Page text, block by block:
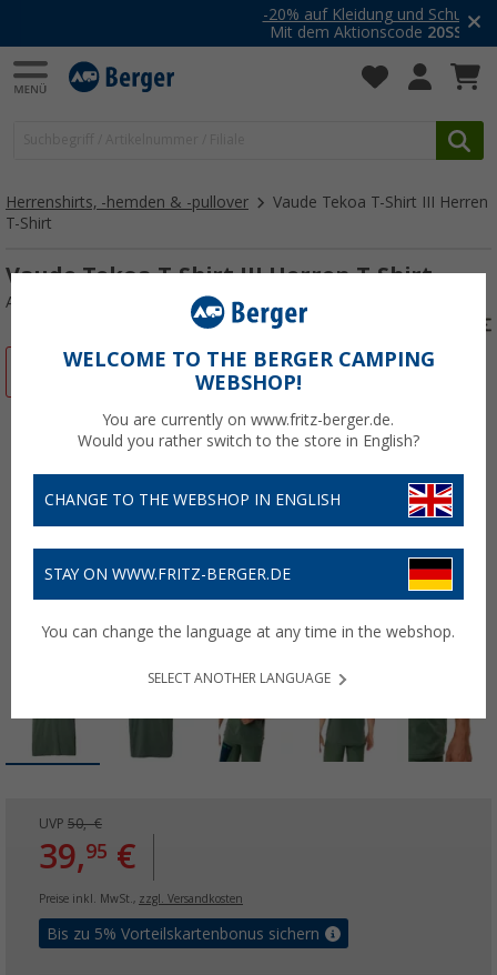
-20% auf Kleidung und Schuhe
Mit dem Aktionscode20SSV
Herrenshirts, -hemden & -pullover
Vaude Tekoa T-Shirt III Herren
T-Shirt
Vaude Tekoa T-Shirt III Herren T-Shirt
Art.-Nr.: 806043XXXL
UVP 50,- €
39,95 €
Preise inkl. MwSt., zzgl. Versandkosten
Bis zu 5% Vorteilskartenbonus sichern
WELCOME TO THE BERGER CAMPING
WEBSHOP!
You are currently on www.fritz-berger.de.
Would you rather switch to the store in English?
CHANGE TO THE WEBSHOP IN ENGLISH
STAY ON WWW.FRITZ-BERGER.DE
You can change the language at any time in the webshop.
SELECT ANOTHER LANGUAGE